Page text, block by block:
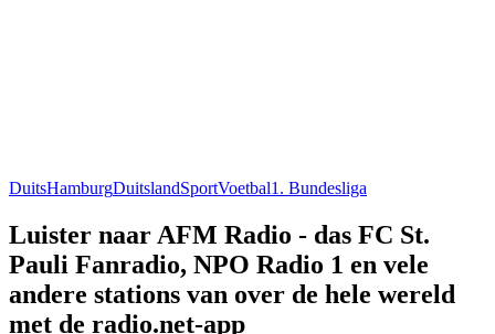
DuitsHamburgDuitslandSportVoetbal1. Bundesliga
Luister naar AFM Radio - das FC St.
Pauli Fanradio, NPO Radio 1 en vele
andere stations van over de hele wereld
met de radio.net-app